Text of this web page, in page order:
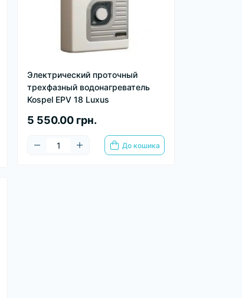
Электрический проточный
трехфазный водонагреватель
Kospel EPV 18 Luxus
5 550.00 грн.
До кошика